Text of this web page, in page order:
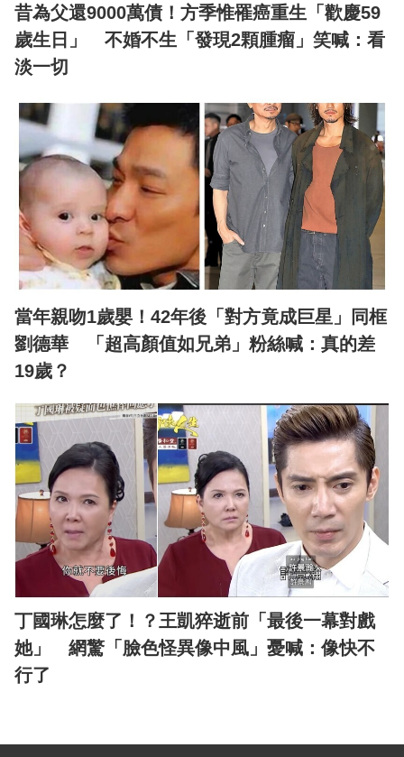
昔為父還9000萬債！方季惟罹癌重生「歡慶59
歲生日」 不婚不生「發現2顆腫瘤」笑喊：看
淡一切
當年親吻1歲嬰！42年後「對方竟成巨星」同框
劉德華 「超高顏值如兄弟」粉絲喊：真的差
19歲？
丁國琳怎麼了！？王凱猝逝前「最後一幕對戲
她」 網驚「臉色怪異像中風」憂喊：像快不
行了